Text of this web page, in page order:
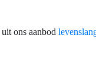
uit ons aanbod